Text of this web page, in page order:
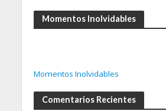
Momentos Inolvidables
Momentos Inolvidables
Comentarios Recientes